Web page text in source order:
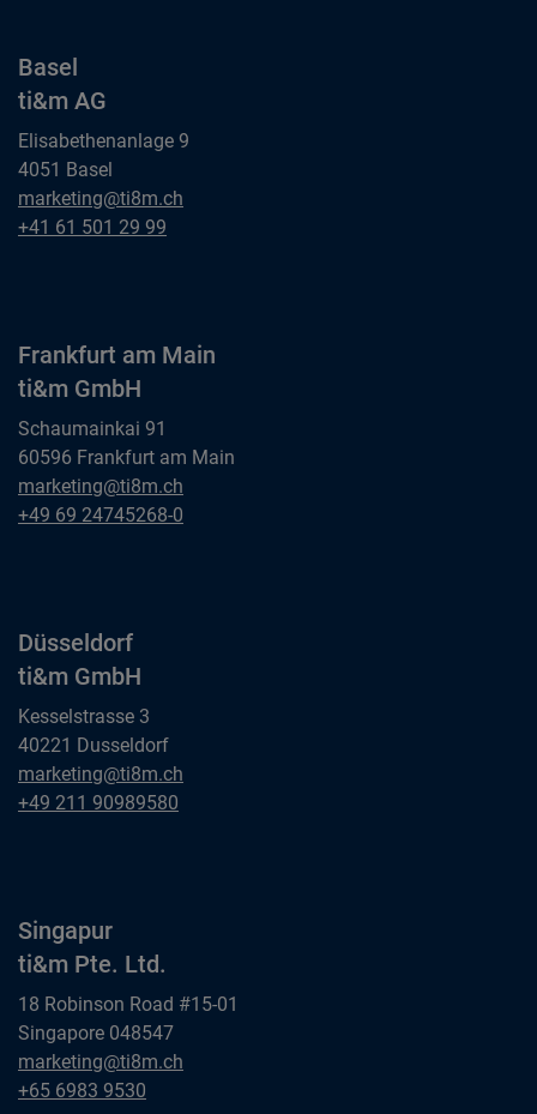
Basel
ti&m AG
Elisabethenanlage 9
4051 Basel
Basel
ti&m AG
marketing@ti8m.ch
Basel
+41 61 501 29 99
Frankfurt am Main
ti&m GmbH
Schaumainkai 91
60596 Frankfurt am Main
Frankfurt am Main
ti&m GmbH
marketing@ti8m.ch
Frankfurt am Main
+49 69 24745268-0
Düsseldorf
ti&m GmbH
Kesselstrasse 3
40221 Dusseldorf
Düsseldorf
ti&m GmbH
marketing@ti8m.ch
Düsseldorf
+49 211 90989580
Singapur
ti&m Pte. Ltd.
18 Robinson Road #15-01
Singapore 048547
Singapur
ti&m Pte. Ltd.
marketing@ti8m.ch
Singapur
+65 6983 9530